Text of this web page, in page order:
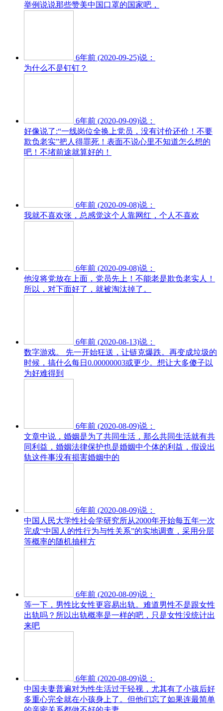
举例说说那些赞美中国口罩的国家吧，
6年前 (2020-09-25)说：
为什么不是钉钉？
6年前 (2020-09-09)说：
好像说了:“一线岗位全换上党员，没有讨价还价！不要
欺负老实”把人得罪死！表面不说心里不知道怎么想的
吧！不堵前途就算好的！
6年前 (2020-09-08)说：
我就不喜欢张，总感觉这个人靠网红，个人不喜欢
6年前 (2020-09-08)说：
他沒将党放在上面，党员先上！不能老是欺负老实人！
所以，对下面好了，就被淘汰掉了。
6年前 (2020-08-13)说：
数字游戏。 先一开始狂送，让链克爆跌。再变成垃圾的
时候，搞什么每日0.00000003或更少。想让大多傻子以
为好难得到
6年前 (2020-08-09)说：
文章中说，婚姻是为了共同生活，那么共同生活就有共
同利益，婚姻法律保护也是婚姻中个体的利益，假设出
轨这件事没有损害婚姻中的
6年前 (2020-08-09)说：
中国人民大学性社会学研究所从2000年开始每五年一次
完成“中国人的性行为与性关系”的实地调查，采用分层
等概率的随机抽样方
6年前 (2020-08-09)说：
等一下，男性比女性更容易出轨。难道男性不是跟女性
出轨吗？所以出轨概率是一样的吧，只是女性没统计出
来吧
6年前 (2020-08-09)说：
中国夫妻普遍对为性生活过于轻视，尤其有了小孩后好
多重心完全就在小孩身上了。但他们忘了如果连最简单